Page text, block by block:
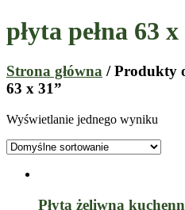
płyta pełna 63 x
Strona główna / Produkty
63 x 31”
Wyświetlanie jednego wyniku
Płyta żeliwna